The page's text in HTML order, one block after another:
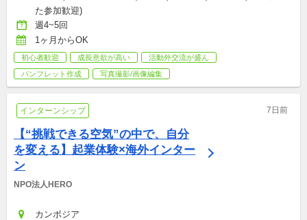
た参加歓迎)
週4~5回
1ヶ月からOK
初心者歓迎 成長意欲が高い
活動外交流が盛ん
パンフレット作成
写真撮影/画像編集
インターンシップ 7日前
【“挑戦できる空気”の中で、自分
を変える】起業体験×海外インター
ン
NPO法人HERO
カンボジア